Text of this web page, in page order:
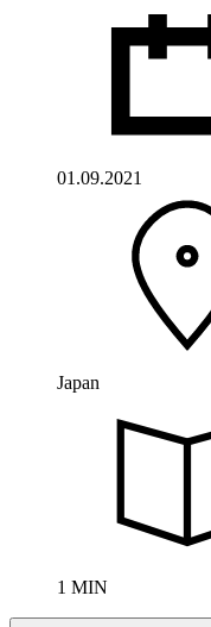
01.09.2021
Japan
1 MIN